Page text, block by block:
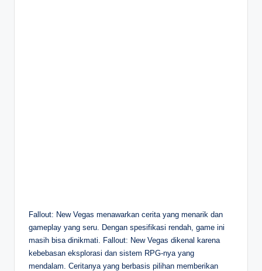
Fallout: New Vegas menawarkan cerita yang menarik dan
gameplay yang seru. Dengan spesifikasi rendah, game ini
masih bisa dinikmati. Fallout: New Vegas dikenal karena
kebebasan eksplorasi dan sistem RPG-nya yang
mendalam. Ceritanya yang berbasis pilihan memberikan